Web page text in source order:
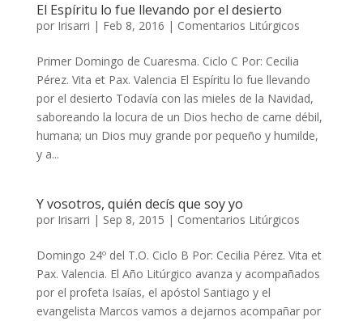
El Espíritu lo fue llevando por el desierto
por Irisarri | Feb 8, 2016 | Comentarios Litúrgicos
Primer Domingo de Cuaresma. Ciclo C Por: Cecilia
Pérez. Vita et Pax. Valencia El Espíritu lo fue llevando
por el desierto Todavía con las mieles de la Navidad,
saboreando la locura de un Dios hecho de carne débil,
humana; un Dios muy grande por pequeño y humilde,
y a...
Y vosotros, quién decís que soy yo
por Irisarri | Sep 8, 2015 | Comentarios Litúrgicos
Domingo 24º del T.O. Ciclo B Por: Cecilia Pérez. Vita et
Pax. Valencia. El Año Litúrgico avanza y acompañados
por el profeta Isaías, el apóstol Santiago y el
evangelista Marcos vamos a dejarnos acompañar por